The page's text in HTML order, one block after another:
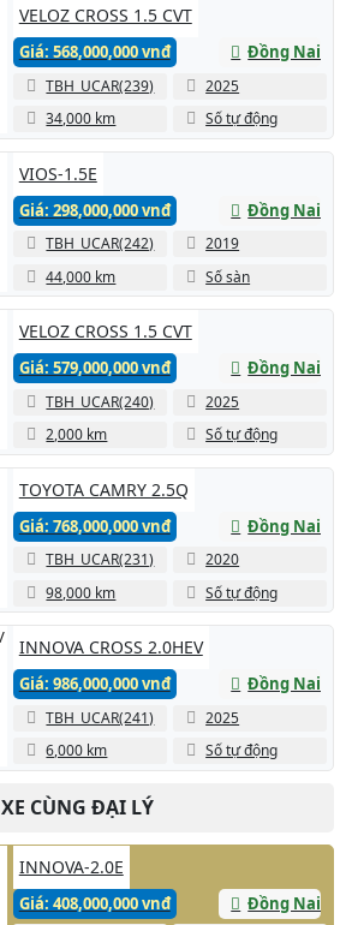
VELOZ CROSS 1.5 CVT
Giá: 568,000,000 vnđ Đồng Nai
TBH_UCAR(239)
2025
34,000 km
Số tự động
VIOS-1.5E
Giá: 298,000,000 vnđ Đồng Nai
TBH_UCAR(242)
2019
44,000 km
Số sàn
VELOZ CROSS 1.5 CVT
Giá: 579,000,000 vnđ Đồng Nai
TBH_UCAR(240)
2025
2,000 km
Số tự động
TOYOTA CAMRY 2.5Q
Giá: 768,000,000 vnđ Đồng Nai
TBH_UCAR(231)
2020
98,000 km
Số tự động
INNOVA CROSS 2.0HEV
Giá: 986,000,000 vnđ Đồng Nai
TBH_UCAR(241)
2025
6,000 km
Số tự động
XE CÙNG ĐẠI LÝ
INNOVA-2.0E
Giá: 408,000,000 vnđ Đồng Nai